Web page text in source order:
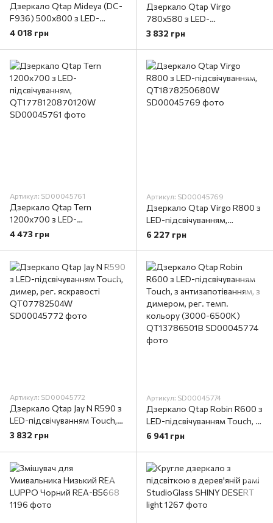
Дзеркало Qtap Mideya (DC-
F936) 500х800 з LED-
підсвічуванням Touch, з
яскравості QT2078F936W
4 018 грн
Дзеркало Qtap Virgo
780х580 з LED-
підсвічуванням Touch,
3 832 грн
Артикул: SD00045761
Дзеркало Qtap Tern
1200х700 з LED-
підсвічуванням,
4 473 грн
Артикул: SD00045769
Дзеркало Qtap Virgo R800 з
LED-підсвічуванням,
QT1878250680W
6 227 грн
Артикул: SD00045772
Дзеркало Qtap Jay N R590 з
LED-підсвічуванням Touch,
димер, рег. яскравості
3 832 грн
Артикул: SD00045774
Дзеркало Qtap Robin R600 з
LED-підсвічуванням Touch, з
антизапотіванням, з
QT13786501B
6 941 грн